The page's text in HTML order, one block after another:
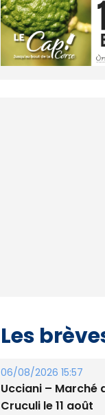
Les
06/08/2026 15:57
Ucciani – Marché
Cruculi le 11 août